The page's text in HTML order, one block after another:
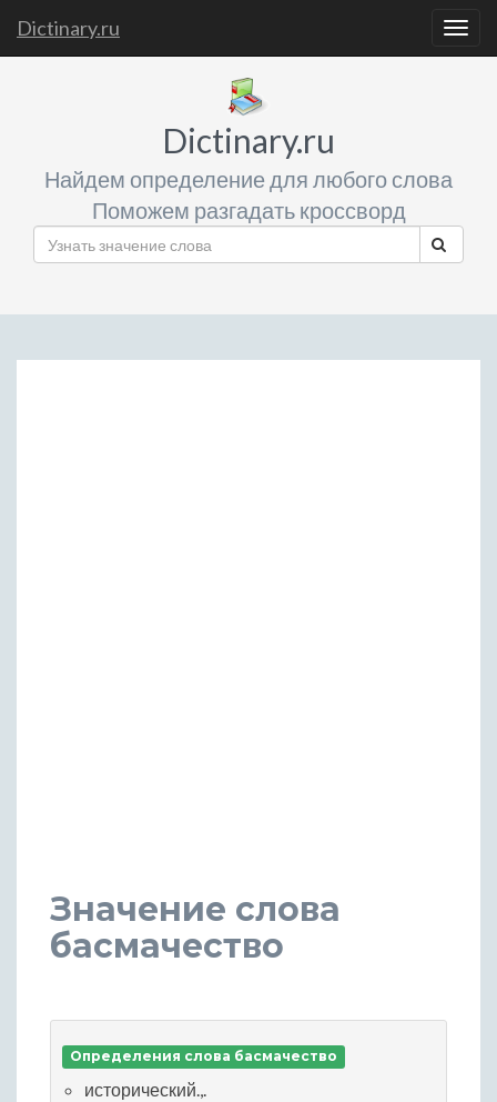
Dictinary.ru
Dictinary.ru
Найдем определение для любого слова
Поможем разгадать кроссворд
Значение слова
басмачество
Определения слова басмачество
исторический.,.